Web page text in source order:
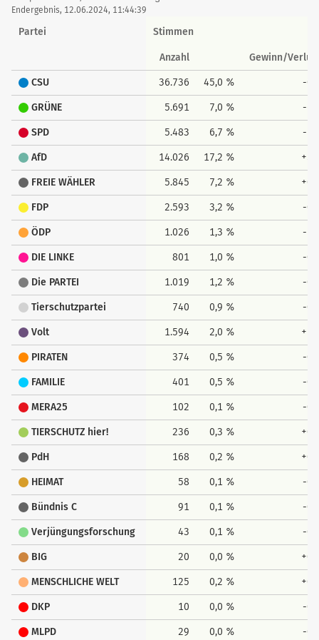
Endergebnis, 12.06.2024, 11:44:39
Partei Stimmen
Anzahl Gewinn/
CSU 36.736 45,0 % -
GRÜNE 5.691 7,0 % -
SPD 5.483 6,7 % -
AfD 14.026 17,2 %
FREIE WÄHLER 5.845 7,2 %
FDP 2.593 3,2 % -
ÖDP 1.026 1,3 % -
DIE LINKE 801 1,0 % -
Die PARTEI 1.019 1,2 % -
Tierschutzpartei 740 0,9 % -
Volt 1.594 2,0 %
PIRATEN 374 0,5 % -
FAMILIE 401 0,5 % -
MERA25 102 0,1 % -
TIERSCHUTZ hier! 236 0,3 %
PdH 168 0,2 %
HEIMAT 58 0,1 % -
Bündnis C 91 0,1 % -
Verjüngungsforschung 43 0,1 % -
BIG 20 0,0 %
MENSCHLICHE WELT 125 0,2 %
DKP 10 0,0 % -
MLPD 29 0,0 % -